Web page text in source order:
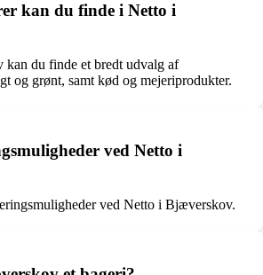
kan du finde i Netto i
du finde et bredt udvalg af
og grønt, samt kød og mejeriprodukter.
ved Netto i
ved Netto i Bjæverskov.